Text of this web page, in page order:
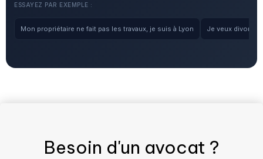
ESSAYEZ PAR EXEMPLE :
Mon propriétaire ne fait pas les travaux, je suis à Lyon Je veux
Besoin d'un avocat ?